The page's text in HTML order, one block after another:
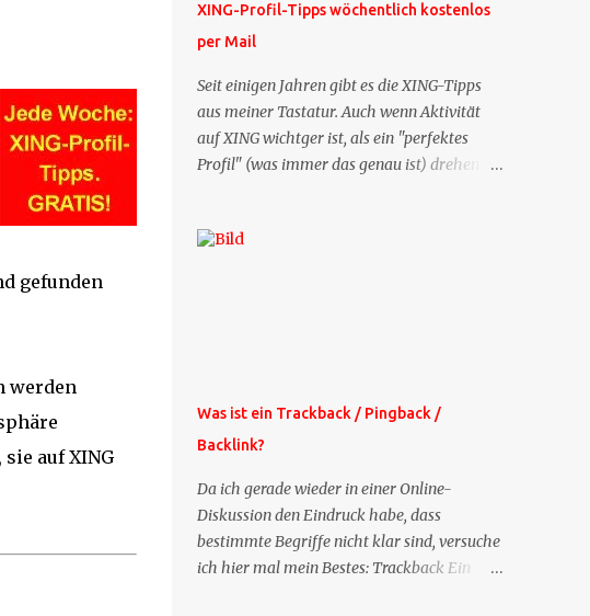
gefunden
werden
auf XING
XING-Profil-Tipps wöchentlich kostenlos
per Mail
Seit einigen Jahren gibt es die XING-Tipps
aus meiner Tastatur. Auch wenn Aktivität
auf XING wichtger ist, als ein "perfektes
Profil" (was immer das genau ist) drehen
es jetzt die Profil-Fragen zu XING als eigene
Weitere Mailangebote dieser Art sehen Sie
auf meiner XING-Seite oder hier oben rechts
im Blog. Die Profilfragen werde ich
mittelfristig aus der normalen XING-Tipp-
Mail entfernen, da ich sie so nur an einer
Stelle pflegen muss.
Was ist ein Trackback / Pingback /
Backlink?
Da ich gerade wieder in einer Online-
Diskussion den Eindruck habe, dass
bestimmte Begriffe nicht klar sind, versuche
ich hier mal mein Bestes: Trackback Ein